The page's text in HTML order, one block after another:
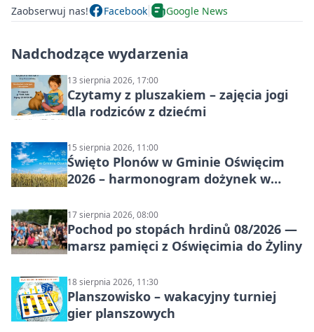
Zaobserwuj nas! Facebook Google News
Nadchodzące wydarzenia
13 sierpnia 2026, 17:00
Czytamy z pluszakiem – zajęcia jogi
dla rodziców z dziećmi
15 sierpnia 2026, 11:00
Święto Plonów w Gminie Oświęcim
2026 – harmonogram dożynek w
17 sierpnia 2026, 08:00
Pochod po stopách hrdinů 08/2026 —
marsz pamięci z Oświęcimia do Żyliny
18 sierpnia 2026, 11:30
Planszowisko – wakacyjny turniej
gier planszowych